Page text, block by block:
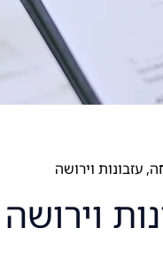
עזבונות וירושה
וירושה